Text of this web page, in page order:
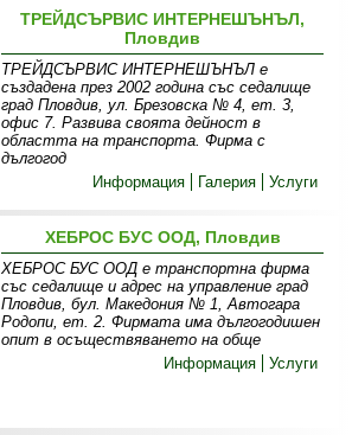
ТРЕЙДСЪРВИС ИНТЕРНЕШЪНЪЛ,
Пловдив
ТРЕЙДСЪРВИС ИНТЕРНЕШЪНЪЛ е
създадена през 2002 година със седалище
град Пловдив, ул. Брезовска № 4, ет. 3,
офис 7. Развива своята дейност в
областта на транспорта. Фирма с
дългогод
Информация
Галерия Услуги
ХЕБРОС БУС ООД, Пловдив
ХЕБРОС БУС ООД е транспортна фирма
със седалище и адрес на управление град
Пловдив, бул. Македония № 1, Автогара
Родопи, ет. 2. Фирмата има дългогодишен
опит в осъществяването на обще
Информация
Услуги